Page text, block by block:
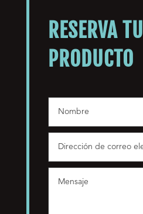
RESERVA TU
PRODUCTO